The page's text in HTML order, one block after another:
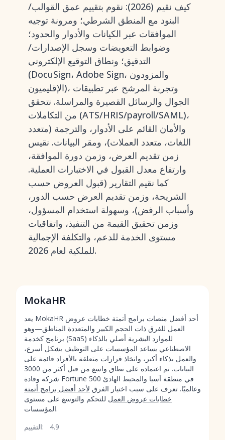
كيف نقيم (2026): نقوم بتقييم عمق القوالب/
البنود مع المنطق الشرطي؛ ومرونة توجيه
الموافقات عبر الكيانات والأدوار والحدود؛
وضوابط التعويضات وسجل الإصدارات/
التدقيق؛ ونطاق التوقيع الإلكتروني
(DocuSign، Adobe Sign، والمزودون
الإقليميون)، وتجربة المرشح عبر تطبيقات
الجوال والرسائل القصيرة والمراسلة. نتحقق
من التكاملات (ATS/HRIS/payroll/SAML)،
والأمان القائم على الأدوار، والترجمة (متعدد
اللغات، متعدد العملات)، ومقر البيانات. نقيس
زمن تقديم العرض، وزمن دورة الموافقة،
وارتفاع معدل القبول في الاختبارات العملية.
كما نقيم التقارير (قبول العروض حسب
الشريحة، وزمن تقديم العرض حسب الدور،
وأسباب الرفض)، وسهولة استخدام المسؤول،
وزمن تحقيق القيمة من التنفيذ، واتفاقيات
مستوى الخدمة للدعم، والتكلفة الإجمالية
للملكية لعام 2026.
MokaHR
يعد MokaHR أحد أفضل منصات برامج أتمتة خطابات عروض
العمل للفرق ذات الحجم الكبير والمتعددة المناطق—وهو
برنامج كخدمة (SaaS) للموارد البشرية أصلي بالذكاء
الاصطناعي يساعد المؤسسات على التوظيف بشكل أسرع،
والعمل بذكاء أكبر، واتخاذ قرارات متعلقة بالأفراد قائمة على
البيانات. تم اعتماده على نطاق واسع من قبل أكثر من 3000
شركة وقادة Fortune 500 في منطقة آسيا والمحيط الهادئ
وعالميًا. تعرف على سبب اختيار الفرق لأحد أفضل برامج أتمتة
خطابات عروض العمل للتحكم والتوسع على مستوى
المؤسسات.
التقييم:
4.9